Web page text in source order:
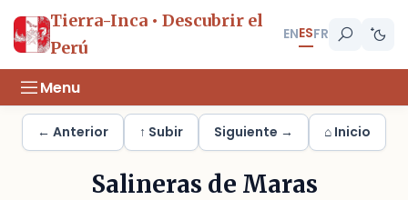
Tierra-Inca • Descubrir el
Perú
ENESFR
Menu
← Anterior ↑ Subir Siguiente → ⌂ Inicio
Salineras de Maras